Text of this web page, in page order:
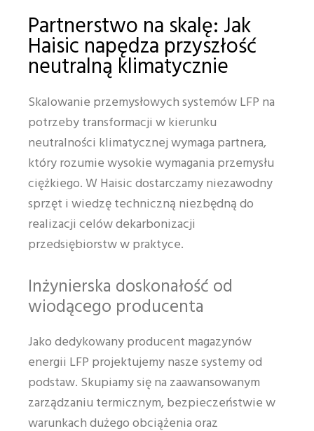
Partnerstwo na skalę: Jak
Haisic napędza przyszłość
neutralną klimatycznie
Skalowanie przemysłowych systemów LFP na
potrzeby transformacji w kierunku
neutralności klimatycznej wymaga partnera,
który rozumie wysokie wymagania przemysłu
ciężkiego. W Haisic dostarczamy niezawodny
sprzęt i wiedzę techniczną niezbędną do
realizacji celów dekarbonizacji
przedsiębiorstw w praktyce.
Inżynierska doskonałość od
wiodącego producenta
Jako dedykowany producent magazynów
energii LFP projektujemy nasze systemy od
podstaw. Skupiamy się na zaawansowanym
zarządzaniu termicznym, bezpieczeństwie w
warunkach dużego obciążenia oraz